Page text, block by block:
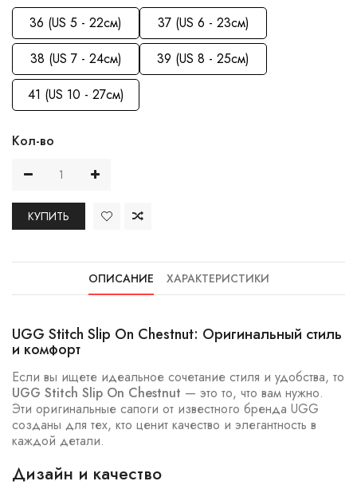
36 (US 5 - 22см)
37 (US 6 - 23см)
38 (US 7 - 24см)
39 (US 8 - 25см)
41 (US 10 - 27см)
Кол-во
КУПИТЬ
ОПИСАНИЕ ХАРАКТЕРИСТИКИ
UGG Stitch Slip On Chestnut: Оригинальный стиль
и комфорт
Если вы ищете идеальное сочетание стиля и удобства, то
UGG Stitch Slip On Chestnut — это то, что вам нужно.
Эти оригинальные сапоги от известного бренда UGG
созданы для тех, кто ценит качество и элегантность в
каждой детали.
Дизайн и качество